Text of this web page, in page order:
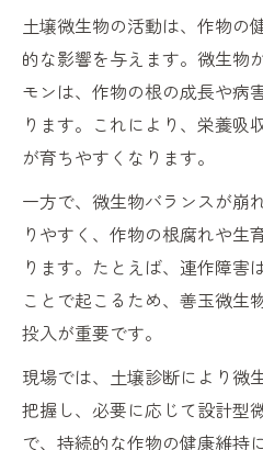
土壌微生物の活動は、作物の
的な影響を与えます。微生物
モンは、作物の根の成長や病
ります。これにより、栄養吸
が育ちやすくなります。
一方で、微生物バランスが崩
りやすく、作物の根腐れや生
ります。たとえば、連作障害
ことで起こるため、善玉微生
投入が重要です。
現場では、土壌診断により微
把握し、必要に応じて設計型
で、持続的な作物の健康維持